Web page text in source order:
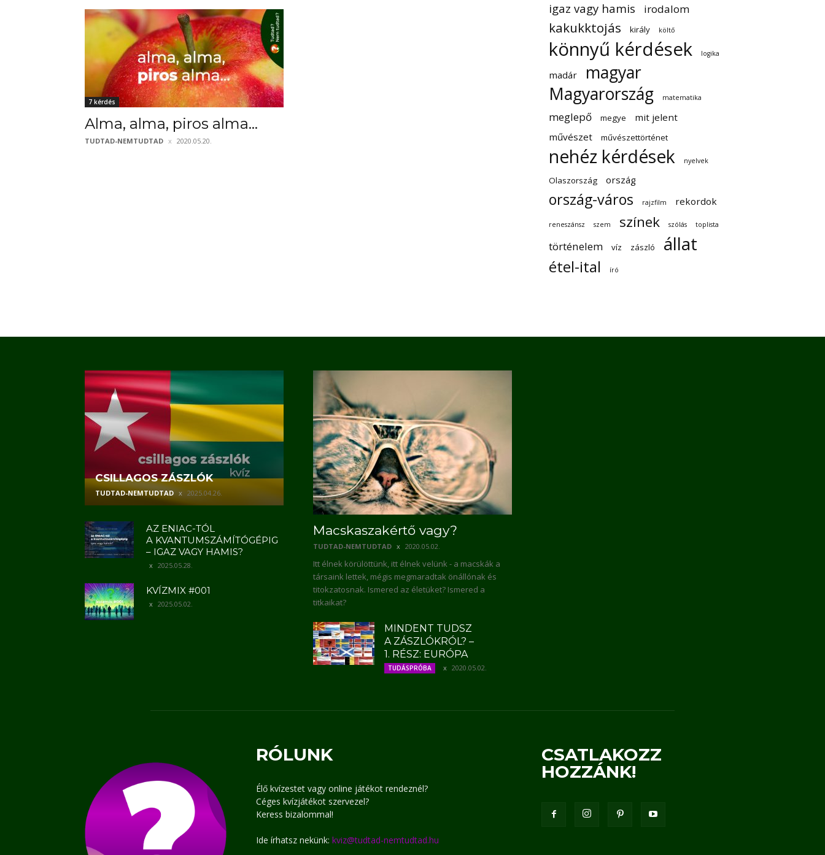
7 kérdés
Alma, alma, piros alma…
TUDTAD-NEMTUDTAD 2020.05.20.
igaz vagy hamis irodalom
kakukktojás király költő
könnyű kérdések logika
madár
magyar
Magyarország
matematika
meglepő megye
mit jelent
művészet
művészettörténet
nehéz kérdések nyelvek
Olaszország ország
ország-város rajzfilm rekordok
reneszánsz szem színek szólás toplista
történelem víz zászló állat
étel-ital író
CSILLAGOS ZÁSZLÓK
TUDTAD-NEMTUDTAD 2025.04.26.
AZ ENIAC-TÓL
A KVANTUMSZÁMÍTÓGÉPIG
– IGAZ VAGY HAMIS?
2025.05.28.
KVÍZMIX #001
2025.05.02.
Macskaszakértő vagy?
TUDTAD-NEMTUDTAD 2020.05.02.
Itt élnek körülöttünk, itt élnek velünk - a macskák a
társaink lettek, mégis megmaradtak önállónak és
titokzatosnak. Ismered az életüket? Ismered a
titkaikat?
MINDENT TUDSZ
A ZÁSZLÓKRÓL? –
1. RÉSZ: EURÓPA
TUDÁSPRÓBA 2020.05.02.
RÓLUNK
Élő kvízestet vagy online játékot rendeznél?
Céges kvízjátékot szervezel?
Keress bizalommal!
Ide írhatsz nekünk: kviz@tudtad-nemtudtad.hu
CSATLAKOZZ
HOZZÁNK!